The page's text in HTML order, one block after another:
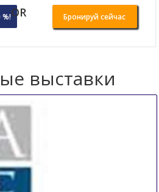
%!OR Бронируй сейчас
выставки